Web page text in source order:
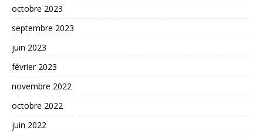
octobre 2023
septembre 2023
juin 2023
février 2023
novembre 2022
octobre 2022
juin 2022